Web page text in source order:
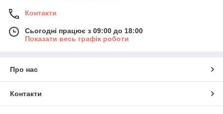
Контакти
Сьогодні працює з 09:00 до 18:00
Показати весь графік роботи
Про нас
Контакти